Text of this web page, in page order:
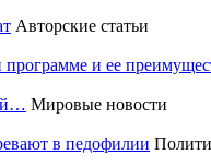
Авторские статьи
и ее
Мировые новости
в педофилии